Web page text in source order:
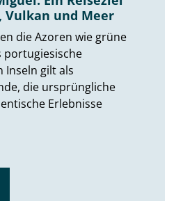
Vulkan und Meer
die Azoren wie grüne
portugiesische
Inseln gilt als
die ursprüngliche
Erlebnisse